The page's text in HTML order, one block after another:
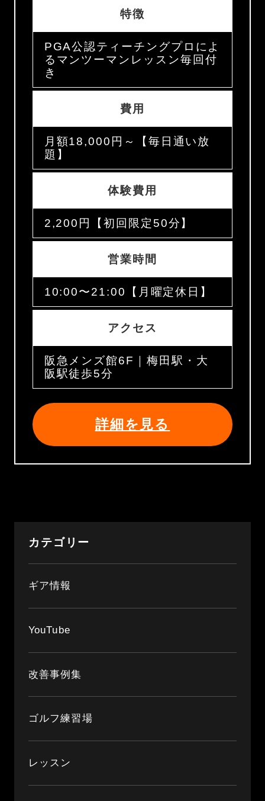
カテゴリー
ギア情報
YouTube
改善事例集
ゴルフ練習場
レッスン
特徴
PGA公認ティーチングプロによ
るマンツーマンレッスン毎回付
き
費用
月額18,000円～【毎日通い放
題】
体験費用
2,200円【初回限定50分】
営業時間
10:00〜21:00【月曜定休日】
アクセス
阪急メンズ館6F｜梅田駅・大
阪駅徒歩5分
詳細を見る